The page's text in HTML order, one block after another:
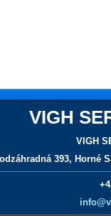
VIGH
VIGH
393, Horné